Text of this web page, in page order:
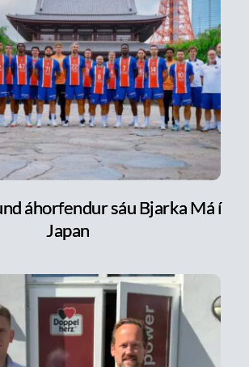
áhorfendur sáu Bjarka Má í
Japan